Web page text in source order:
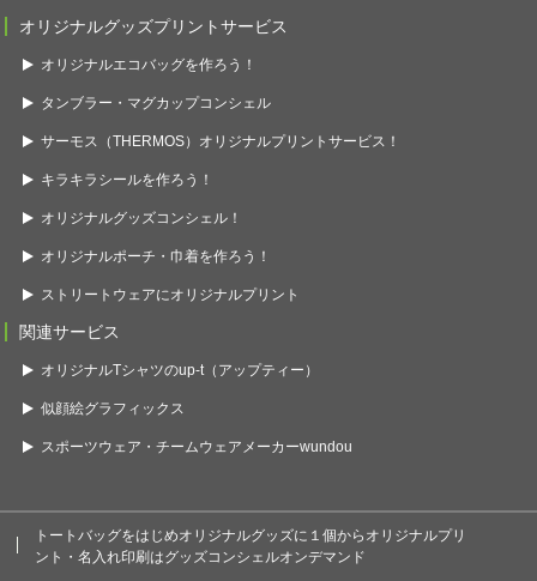
オリジナルグッズプリントサービス
オリジナルエコバッグを作ろう！
タンブラー・マグカップコンシェル
サーモス（THERMOS）オリジナルプリントサービス！
キラキラシールを作ろう！
オリジナルグッズコンシェル！
オリジナルポーチ・巾着を作ろう！
ストリートウェアにオリジナルプリント
関連サービス
オリジナルTシャツのup-t（アップティー）
似顔絵グラフィックス
スポーツウェア・チームウェアメーカーwundou
トートバッグをはじめオリジナルグッズに１個からオリジナルプリ
ント・名入れ印刷はグッズコンシェルオンデマンド